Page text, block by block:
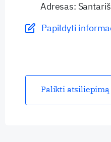
Adresas:
Papildyti
Palikti